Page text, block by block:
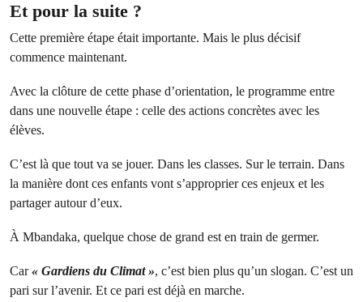
Et pour la suite ?
Cette première étape était importante. Mais le plus décisif
commence maintenant.
Avec la clôture de cette phase d’orientation, le programme entre
dans une nouvelle étape : celle des actions concrètes avec les
élèves.
C’est là que tout va se jouer. Dans les classes. Sur le terrain. Dans
la manière dont ces enfants vont s’approprier ces enjeux et les
partager autour d’eux.
À Mbandaka, quelque chose de grand est en train de germer.
Car« Gardiens du Climat », c’est bien plus qu’un slogan. C’est un
pari sur l’avenir. Et ce pari est déjà en marche.